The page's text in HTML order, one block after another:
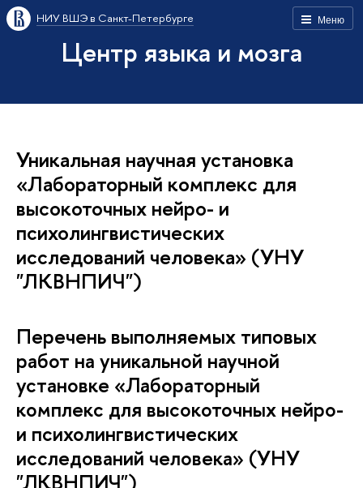
Меню
НИУ ВШЭ в Санкт-Петербурге
Центр языка и мозга
Уникальная научная установка
«Лабораторный комплекс для
высокоточных нейро- и
психолингвистических
исследований человека» (УНУ
"ЛКВНПИЧ")
Перечень выполняемых типовых
работ на уникальной научной
установке «Лабораторный
комплекс для высокоточных нейро-
и психолингвистических
исследований человека» (УНУ
"ЛКВНПИЧ")